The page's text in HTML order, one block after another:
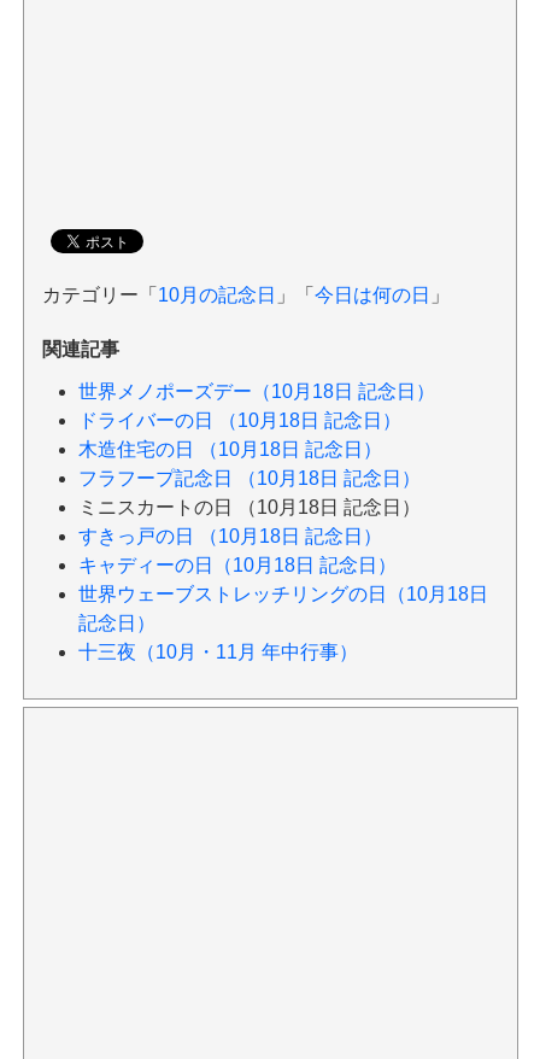
カテゴリー「 10月の記念日 」「 今日は何の日 」
関連記事
世界メノポーズデー（10月18日 記念日）
ドライバーの日 （10月18日 記念日）
木造住宅の日 （10月18日 記念日）
フラフープ記念日 （10月18日 記念日）
ミニスカートの日 （10月18日 記念日）
すきっ戸の日 （10月18日 記念日）
キャディーの日（10月18日 記念日）
世界ウェーブストレッチリングの日（10月18日
記念日）
十三夜（10月・11月 年中行事）